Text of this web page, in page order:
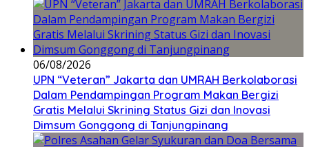
06/08/2026
UPN “Veteran” Jakarta dan UMRAH Berkolaborasi
Dalam Pendampingan Program Makan Bergizi
Gratis Melalui Skrining Status Gizi dan Inovasi
Dimsum Gonggong di Tanjungpinang